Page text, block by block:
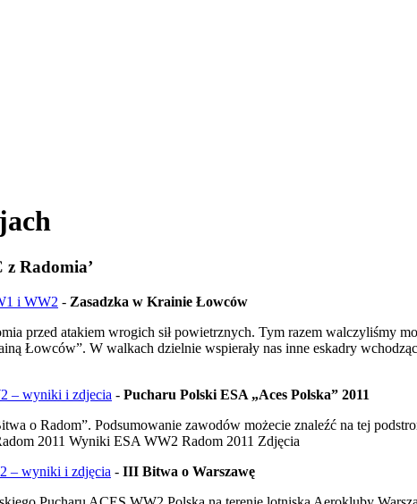
z Radomia’
i WW2 - Zasadzka w Krainie Łowców
przed atakiem wrogich sił powietrznych. Tym razem walczyliśmy
Łowców”. W walkach dzielnie wspierały nas inne eskadry
– wyniki i zdjecia - Pucharu Polski ESA „Aces Polska” 2011
o Radom”. Podsumowanie zawodów możecie znaleźć na tej
2011 Wyniki ESA WW2 Radom 2011 Zdjęcia
– wyniki i zdjęcia - III Bitwa o Warszawę